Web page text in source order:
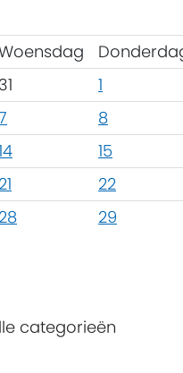
31
1
8
15
21
22
28 29
categorieën